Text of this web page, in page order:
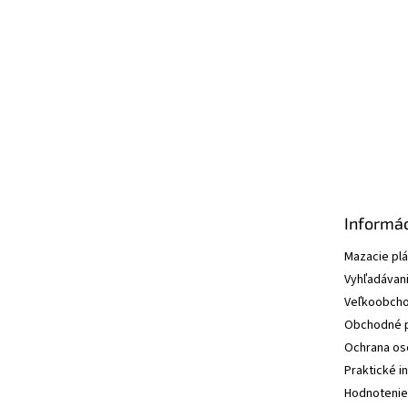
Mazacie
Obchodné
Ochrana
Praktické